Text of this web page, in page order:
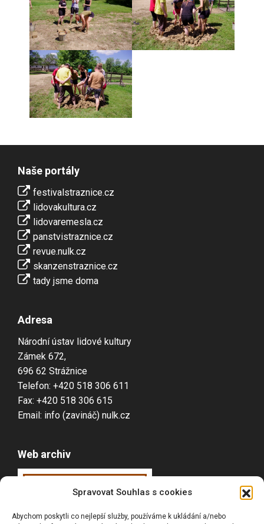
Spravovat Souhlas s cookies
Abychom poskytli co nejlepší služby, používáme k ukládání a/nebo
Naše portály
festivalstraznice.cz
lidovakultura.cz
lidovaremesla.cz
panstvistraznice.cz
revue.nulk.cz
skanzenstraznice.cz
tady jsme doma
Adresa
Národní ústav lidové kultury
Zámek 672,
696 62 Strážnice
Telefon: +420 518 306 611
Fax: +420 518 306 615
Email: info (zavináč) nulk.cz
Web archiv
Webarchivováno